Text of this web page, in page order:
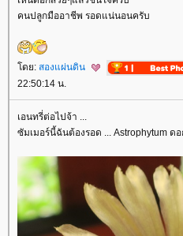
คนปลูกมืออาชีพ รอดแน่นอนครับ
ดย: สองแผ่นดิน
22:50:14 น.
เอนทรี่ต่อไปจ้า ...
ซัมเมอร์นี้ฉันต้องรอด ... Astrophytum ดอ